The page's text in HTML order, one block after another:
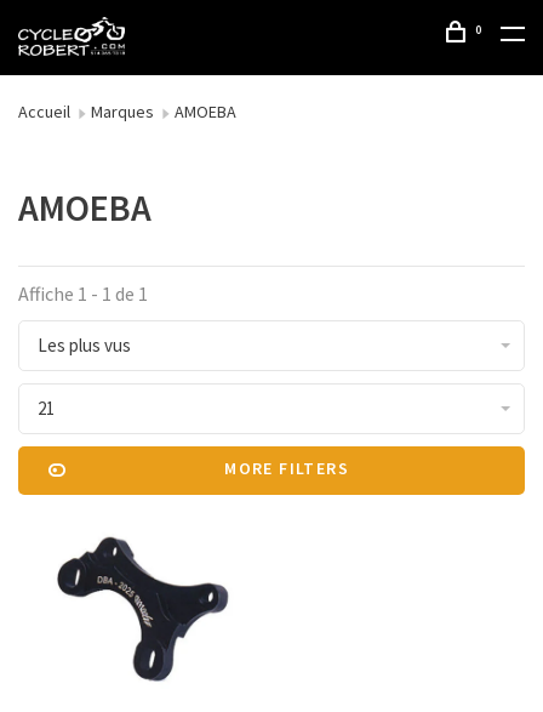
0
Accueil Marques AMOEBA
AMOEBA
Affiche 1 - 1 de 1
Les plus vus
21
MORE FILTERS